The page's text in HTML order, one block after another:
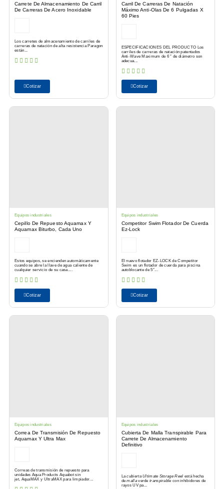
Carrete De Almacenamiento De Carril
De Carreras De Acero Inoxidable
Los carretes de almacenamiento de carriles de
carreras de natación de alta resistencia Paragon
están...
Cotizar
Carril De Carreras De Natación
Máximo Anti-Olas De 6 Pulgadas X
60 Pies
ESPECIFICACIONES DEL PRODUCTO Los
carriles de carreras de natación patentados
Anti-Wave Maximum de 6 ″ de diámetro son
adecua...
Cotizar
Equipos industriales
Cepillo De Repuesto Aquamax Y
Aquamax Biturbo, Cada Uno
Estos equipos, se encienden automáticamente
cuando se abre la llave de agua caliente de
cualquier servicio de su casa....
Cotizar
Equipos industriales
Competitor Swim Flotador De Cuerda
Ez-Lock
El nuevo flotador EZ-LOCK de Competitor
Swim es un flotador de cuerda para piscina
autoblocante de 5″...
Cotizar
Equipos industriales
Correa De Transmisión De Repuesto
Aquamax Y Ultra Max
Correas de transmisión de repuesto para
unidades Aqua Products Aquabot sin
jet, AquaMAX y UltraMAX para limpiador...
Equipos industriales
Cubierta De Malla Transpirable Para
Carrete De Almacenamiento
Definitivo
Lacubierta Ultimate Storage Reel está hecha
demallaverdetranspirablecon inhibidores de
rayos UV pa...